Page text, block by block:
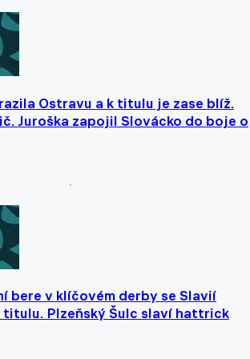
Ostravu a k titulu je zase blíž.
Juroška zapojil Slovácko do boje o
bere v klíčovém derby se Slavií
titulu. Plzeňský Šulc slaví hattrick